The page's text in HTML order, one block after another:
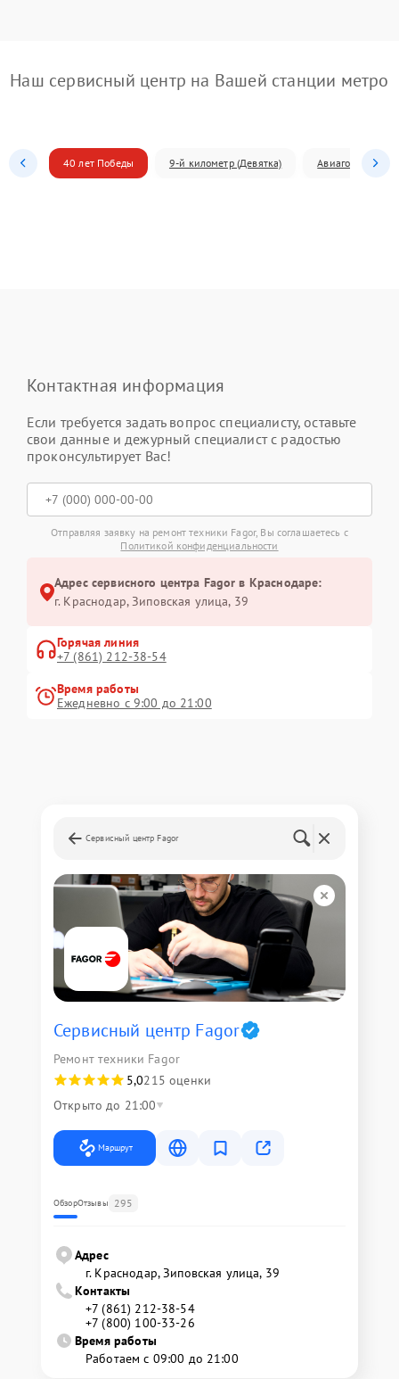
Наш сервисный центр на Вашей станции метро
40 лет Победы 9-й километр (Девятка) Авиагородок
Контактная информация
Если требуется задать вопрос специалисту, оставьте
свои данные и дежурный специалист с радостью
проконсультирует Вас!
Отправляя заявку на ремонт техники Fagor, Вы соглашаетесь с
Политикой конфиденциальности
Адрес сервисного центра Fagor в Краснодаре:
г. Краснодар, Зиповская улица, 39
Горячая линия
+7 (861) 212-38-54
Время работы
Ежедневно с 9:00 до 21:00
Сервисный центр Fagor
Сервисный центр Fagor
Ремонт техники Fagor
5,0215 оценки
Открыто до 21:00
Маршрут
ОбзорОтзывы 295
Адрес
г. Краснодар, Зиповская улица, 39
Контакты
+7 (861) 212-38-54
+7 (800) 100-33-26
Время работы
Работаем с 09:00 до 21:00